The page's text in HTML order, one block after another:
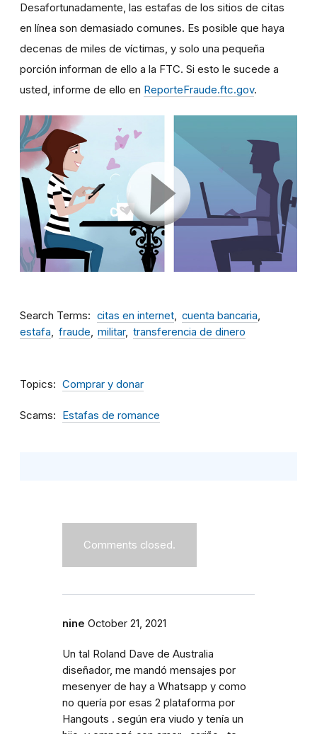
Desafortunadamente, las estafas de los sitios de citas
en línea son demasiado comunes. Es posible que haya
decenas de miles de víctimas, y solo una pequeña
porción informan de ello a la FTC. Si esto le sucede a
usted, informe de ello en ReporteFraude.ftc.gov.
Search Terms citas en internet
cuenta bancaria
estafa
fraude militar transferencia de dinero
Topics Comprar y donar
Scams Estafas de romance
Comments closed.
nine October 21, 2021
Un tal Roland Dave de Australia
diseñador, me mandó mensajes por
mesenyer de hay a Whatsapp y como
no quería por esas 2 plataforma por
Hangouts . según era viudo y tenía un